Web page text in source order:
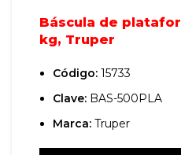
Báscula de
kg, Truper
Código: 15733
Clave: BAS-500PLA
Marca: Truper